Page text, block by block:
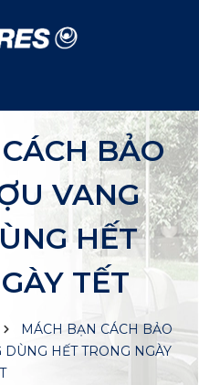
BẢO
VANG
HẾT
TẾT
MÁCH BẠN CÁCH BẢO
HẾT TRONG NGÀY